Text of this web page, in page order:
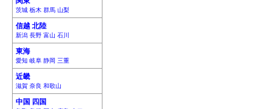
茨城 栃木 群馬 山梨
信越 北陸
新潟 長野 富山 石川
東海
愛知 岐阜 静岡 三重
近畿
滋賀 奈良 和歌山
中国 四国